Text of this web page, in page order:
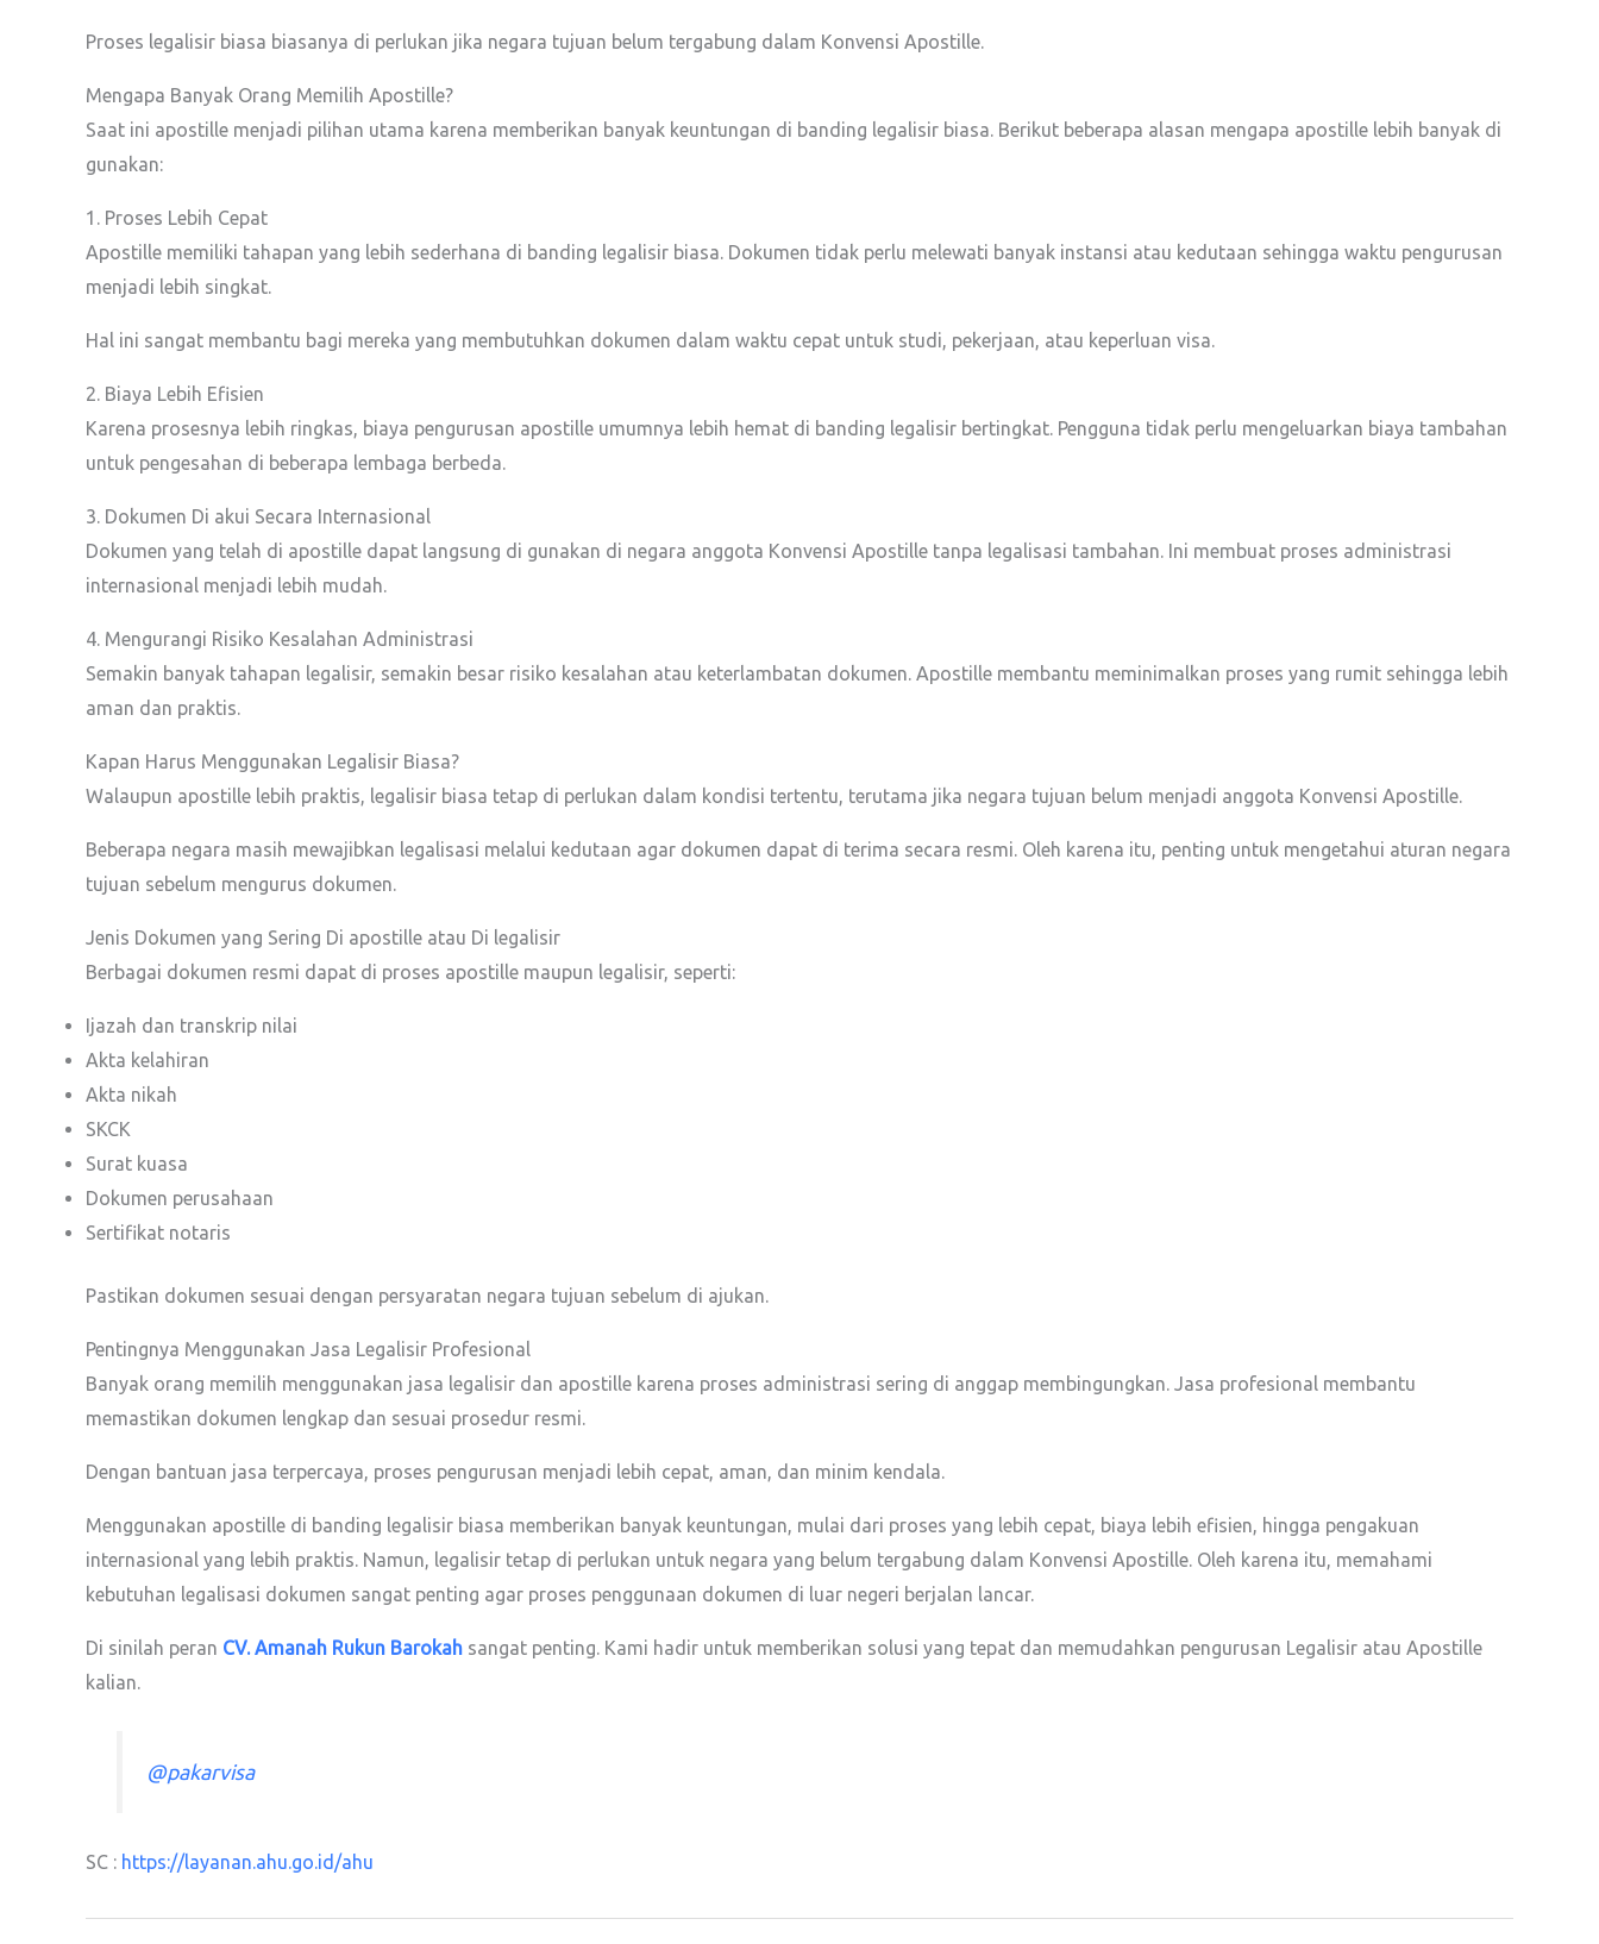
Proses legalisir biasa biasanya di perlukan jika negara tujuan belum tergabung dalam Konvensi Apostille.
Mengapa Banyak Orang Memilih Apostille?
Saat ini apostille menjadi pilihan utama karena memberikan banyak keuntungan di banding legalisir biasa. Berikut beberapa alasan mengapa apostille lebih banyak di
gunakan:
1. Proses Lebih Cepat
Apostille memiliki tahapan yang lebih sederhana di banding legalisir biasa. Dokumen tidak perlu melewati banyak instansi atau kedutaan sehingga waktu pengurusan
menjadi lebih singkat.
Hal ini sangat membantu bagi mereka yang membutuhkan dokumen dalam waktu cepat untuk studi, pekerjaan, atau keperluan visa.
2. Biaya Lebih Efisien
Karena prosesnya lebih ringkas, biaya pengurusan apostille umumnya lebih hemat di banding legalisir bertingkat. Pengguna tidak perlu mengeluarkan biaya tambahan
untuk pengesahan di beberapa lembaga berbeda.
3. Dokumen Di akui Secara Internasional
Dokumen yang telah di apostille dapat langsung di gunakan di negara anggota Konvensi Apostille tanpa legalisasi tambahan. Ini membuat proses administrasi
internasional menjadi lebih mudah.
4. Mengurangi Risiko Kesalahan Administrasi
Semakin banyak tahapan legalisir, semakin besar risiko kesalahan atau keterlambatan dokumen. Apostille membantu meminimalkan proses yang rumit sehingga lebih
aman dan praktis.
Kapan Harus Menggunakan Legalisir Biasa?
Walaupun apostille lebih praktis, legalisir biasa tetap di perlukan dalam kondisi tertentu, terutama jika negara tujuan belum menjadi anggota Konvensi Apostille.
Beberapa negara masih mewajibkan legalisasi melalui kedutaan agar dokumen dapat di terima secara resmi. Oleh karena itu, penting untuk mengetahui aturan negara
tujuan sebelum mengurus dokumen.
Jenis Dokumen yang Sering Di apostille atau Di legalisir
Berbagai dokumen resmi dapat di proses apostille maupun legalisir, seperti:
Ijazah dan transkrip nilai
Akta kelahiran
Akta nikah
SKCK
Surat kuasa
Dokumen perusahaan
Sertifikat notaris
Pastikan dokumen sesuai dengan persyaratan negara tujuan sebelum di ajukan.
Pentingnya Menggunakan Jasa Legalisir Profesional
Banyak orang memilih menggunakan jasa legalisir dan apostille karena proses administrasi sering di anggap membingungkan. Jasa profesional membantu
memastikan dokumen lengkap dan sesuai prosedur resmi.
Dengan bantuan jasa terpercaya, proses pengurusan menjadi lebih cepat, aman, dan minim kendala.
Menggunakan apostille di banding legalisir biasa memberikan banyak keuntungan, mulai dari proses yang lebih cepat, biaya lebih efisien, hingga pengakuan
internasional yang lebih praktis. Namun, legalisir tetap di perlukan untuk negara yang belum tergabung dalam Konvensi Apostille. Oleh karena itu, memahami
kebutuhan legalisasi dokumen sangat penting agar proses penggunaan dokumen di luar negeri berjalan lancar.
Di sinilah peran CV. Amanah Rukun Barokah sangat penting. Kami hadir untuk memberikan solusi yang tepat dan memudahkan pengurusan Legalisir atau Apostille
kalian.
@pakarvisa
SC : https://layanan.ahu.go.id/ahu